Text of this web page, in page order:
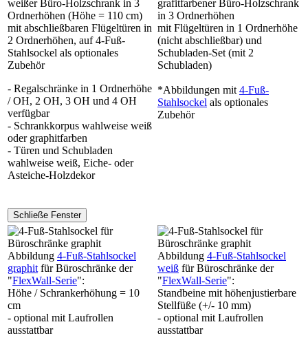
weißer Büro-Holzschrank in 3
Ordnerhöhen (Höhe = 110 cm)
mit abschließbaren Flügeltüren in
2 Ordnerhöhen, auf 4-Fuß-
Stahlsockel als optionales
Zubehör
- Regalschränke in 1 Ordnerhöhe
/ OH, 2 OH, 3 OH und 4 OH
verfügbar
- Schrankkorpus wahlweise weiß
oder graphitfarben
- Türen und Schubladen
wahlweise weiß, Eiche- oder
Asteiche-Holzdekor
grafitfarbener Büro-Holzschrank
in 3 Ordnerhöhen
mit Flügeltüren in 1 Ordnerhöhe
(nicht abschließbar) und
Schubladen-Set (mit 2
Schubladen)
*Abbildungen mit4-Fuß-
Stahlsockel als optionales
Zubehör
Abbildung 4-Fuß-Stahlsockel
graphitfür Büroschränke der
"FlexWall-Serie":
Höhe / Schrankerhöhung = 10
cm
- optional mit Laufrollen
ausstattbar
Abbildung 4-Fuß-Stahlsockel
weiß für Büroschränke der
"FlexWall-Serie":
Standbeine mit höhenjustierbare
Stellfüße (+/- 10 mm)
- optional mit Laufrollen
ausstattbar